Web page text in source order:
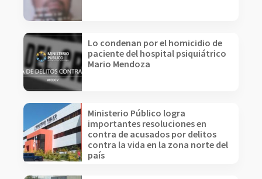
Lo condenan por el homicidio de
paciente del hospital psiquiátrico
Mario Mendoza
Ministerio Público logra
importantes resoluciones en
contra de acusados por delitos
contra la vida en la zona norte del
país